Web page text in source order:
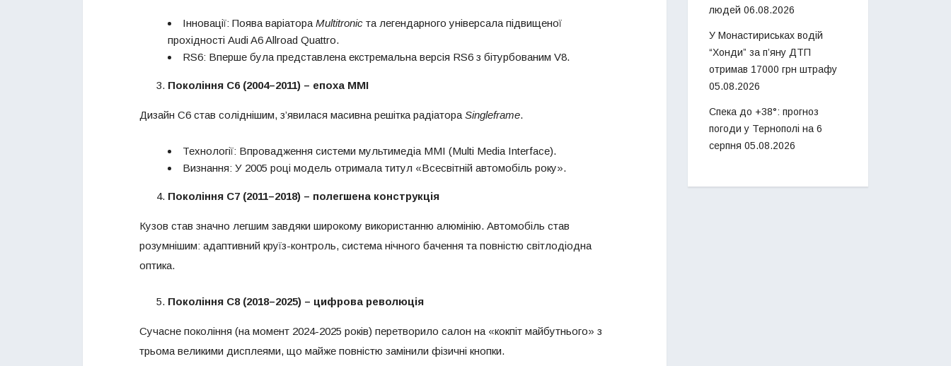
Інновації: Поява варіатора Multitronic та легендарного універсала підвищеної
прохідності Audi A6 Allroad Quattro.
RS6: Вперше була представлена екстремальна версія RS6 з бітурбованим V8.
Покоління C6 (2004–2011) – епоха MMI
Дизайн C6 став соліднішим, з’явилася масивна решітка радіатора Singleframe.
Технології: Впровадження системи мультимедіа MMI (Multi Media Interface).
Визнання: У 2005 році модель отримала титул «Всесвітній автомобіль року».
Покоління C7 (2011–2018) – полегшена конструкція
Кузов став значно легшим завдяки широкому використанню алюмінію. Автомобіль став
розумнішим: адаптивний круїз-контроль, система нічного бачення та повністю світлодіодна
оптика.
Покоління C8 (2018–2025) – цифрова революція
Сучасне покоління (на момент 2024-2025 років) перетворило салон на «кокпіт майбутнього» з
трьома великими дисплеями, що майже повністю замінили фізичні кнопки.
людей 06.08.2026
У Монастириськах водій
“Хонди” за п’яну ДТП
отримав 17000 грн штрафу
05.08.2026
Спека до +38°: прогноз
погоди у Тернополі на 6
серпня 05.08.2026